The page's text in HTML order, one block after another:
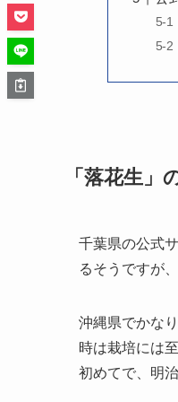
「落花生」
千葉県の公式
るそうですが
沖縄県でかな
時は栽培には
初めてで、明